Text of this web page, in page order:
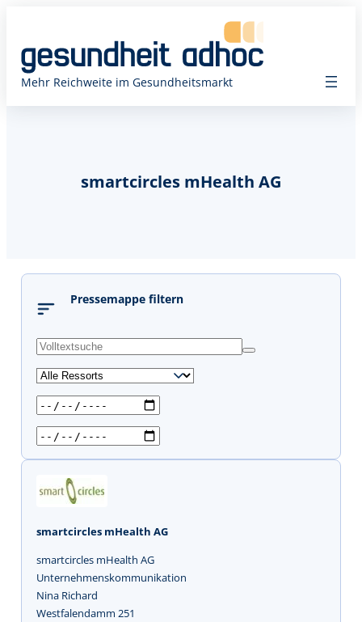
Mehr Reichweite im Gesundheitsmarkt
smartcircles mHealth AG
Pressemappe filtern
s
smartcircles mHealth AG
smartcircles mHealth AG
Unternehmenskommunikation
Nina Richard
Westfalendamm 251